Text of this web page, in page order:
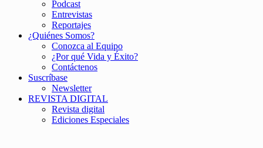
Podcast
Entrevistas
Reportajes
¿Quiénes Somos?
Conozca al Equipo
¿Por qué Vida y Éxito?
Contáctenos
Suscríbase
Newsletter
REVISTA DIGITAL
Revista digital
Ediciones Especiales